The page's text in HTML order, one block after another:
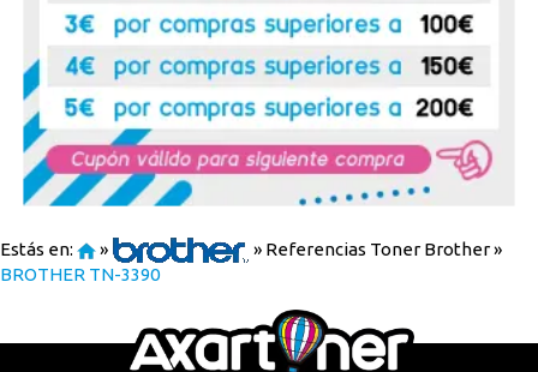
Estás en: » » Referencias Toner Brother»
BROTHER TN-3390